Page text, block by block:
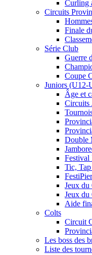
Curling
Circuits
Finale
Série Club
Guerre
Coupe
Juniors (U12-
Âge et
Circuits
Double
Festival
Tic,
Jeux du
Jeux
Aide
Colts
Circuit
Les boss des
Liste des